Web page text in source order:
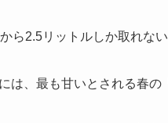
ら2.5リットルしか取れな
は、最も甘いとされる春の